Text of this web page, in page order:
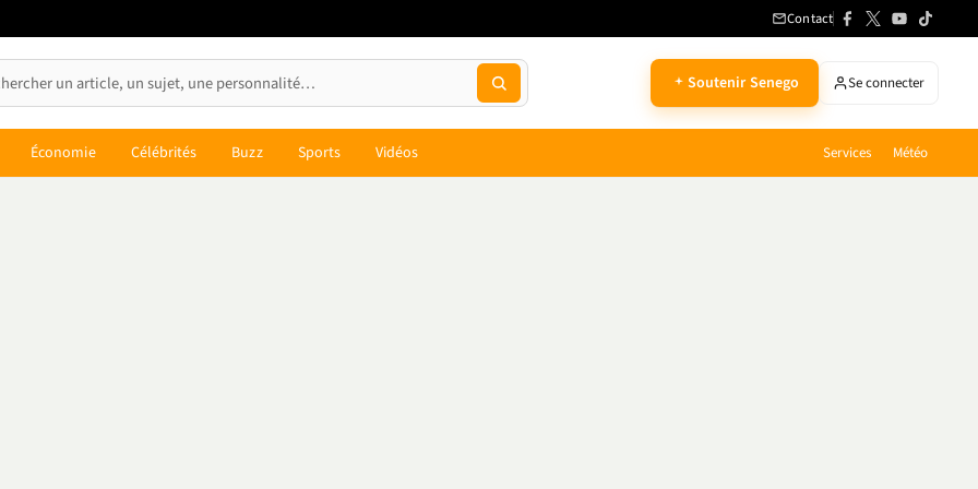
Contact
Soutenir Senego Se connecter
Économie Célébrités Buzz Sports Vidéos Services Météo